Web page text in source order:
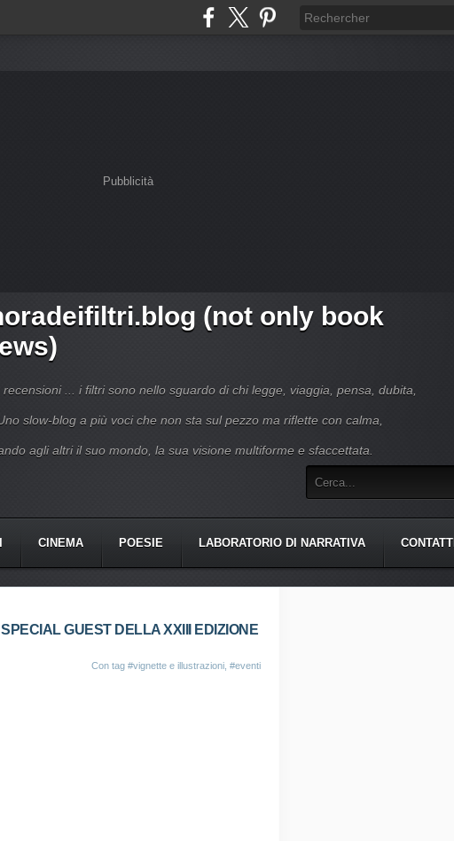
Pubblicità
(not only book
recensioni ... i filtri sono nello sguardo di chi legge, viaggia, pensa, dubita,
slow-blog a più voci che non sta sul pezzo ma riflette con calma,
agli altri il suo mondo, la sua visione multiforme e sfaccettata.
CINEMA POESIE LABORATORIO DI NARRATIVA CONTATTI
GUEST DELLA XXIII EDIZIONE
Con tag #vignette e illustrazioni #eventi